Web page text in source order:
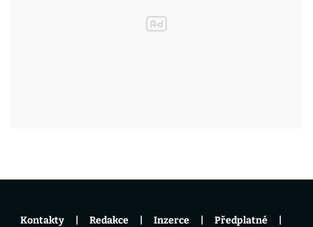
Kontakty Redakce Inzerce Předplatné